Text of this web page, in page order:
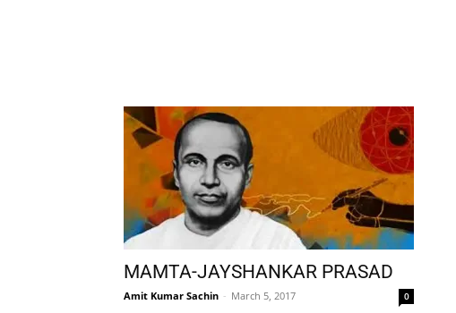
MAMTA-JAYSHANKAR PRASAD
Amit Kumar Sachin - March 5, 2017 0